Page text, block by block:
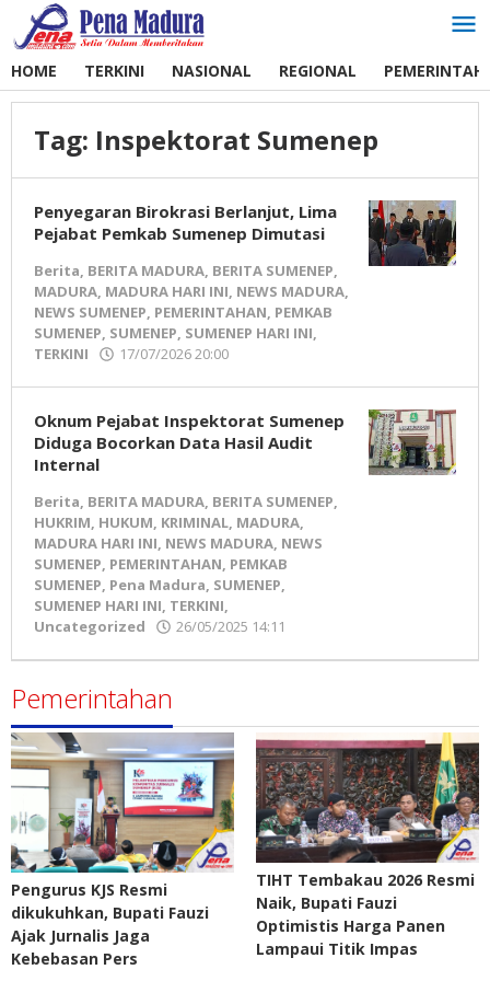
Lewati
ke
HOME TERKINI NASIONAL REGIONAL
Tag: Inspektorat Sumenep
Penyegaran Birokrasi Berlanjut, Lima
Pejabat Pemkab Sumenep Dimutasi
Berita, BERITA MADURA, BERITA SUMENEP,
MADURA, MADURA HARI INI, NEWS MADURA,
NEWS SUMENEP, PEMERINTAHAN, PEMKAB
SUMENEP, SUMENEP, SUMENEP HARI INI,
TERKINI
17/07/2026 20:00
Oknum Pejabat Inspektorat Sumenep
Diduga Bocorkan Data Hasil Audit
Internal
Berita, BERITA MADURA, BERITA SUMENEP,
HUKRIM, HUKUM, KRIMINAL, MADURA,
MADURA HARI INI, NEWS MADURA, NEWS
SUMENEP, PEMERINTAHAN, PEMKAB
SUMENEP, Pena Madura, SUMENEP,
SUMENEP HARI INI, TERKINI,
Uncategorized
26/05/2025 14:11
Madura
Pemerintahan
Pengurus KJS Resmi
dikukuhkan, Bupati Fauzi
Ajak Jurnalis Jaga
Kebebasan Pers
TIHT Tembakau 2026 Resmi
Naik, Bupati Fauzi
Optimistis Harga Panen
Lampaui Titik Impas